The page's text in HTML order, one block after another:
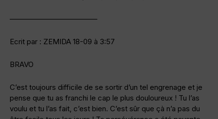
————————————
Ecrit par : ZEMIDA 18-09 à 3:57
BRAVO
C’est toujours difficile de se sortir d’un tel engrenage et je
pense que tu as franchi le cap le plus douloureux ! Tu l’as
voulu et tu l’as fait, c’est bien. C’est sûr que çà n’a pas du